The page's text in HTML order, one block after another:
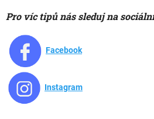
Pro víc tipů nás sleduj na
Facebook
Instagram